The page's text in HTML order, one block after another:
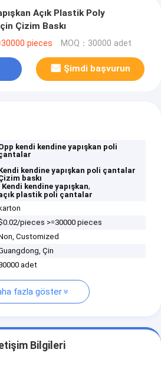
Açık Plastik Poly
Çizim Baskı
pieces MOQ：30000 adet
Şimdi başvurun
kendi kendine yapışkan poli
kendine yapışkan poli çantalar
baskı
Kendi kendine yapışkan,
plastik poli çantalar
karton
pieces >=30000 pieces
Customized
Çin
adet
fazla göster
Bilgileri